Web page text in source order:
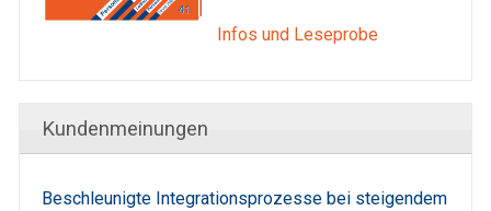
Infos und Leseprobe
Kundenmeinungen
Beschleunigte Integrationsprozesse bei steigendem